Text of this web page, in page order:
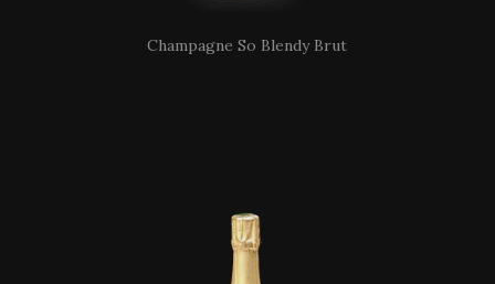
Champagne So Blendy Brut